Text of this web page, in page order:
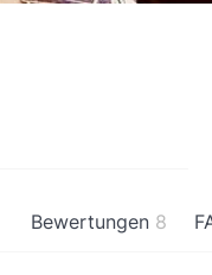
Bewertungen 8